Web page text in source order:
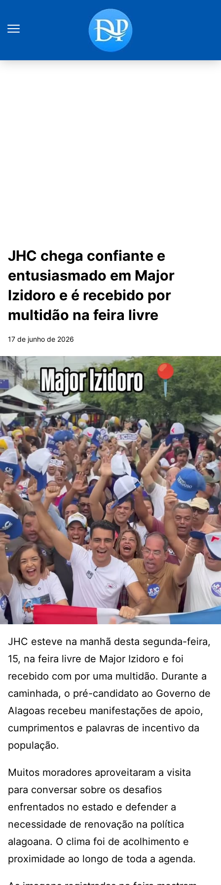
JHC chega confiante e
entusiasmado em Major
Izidoro e é recebido por
multidão na feira livre
17 de junho de 2026
JHC esteve na manhã desta segunda-feira,
15, na feira livre de Major Izidoro e foi
recebido com por uma multidão. Durante a
caminhada, o pré-candidato ao Governo de
Alagoas recebeu manifestações de apoio,
cumprimentos e palavras de incentivo da
população.
Muitos moradores aproveitaram a visita
para conversar sobre os desafios
enfrentados no estado e defender a
necessidade de renovação na política
alagoana. O clima foi de acolhimento e
proximidade ao longo de toda a agenda.